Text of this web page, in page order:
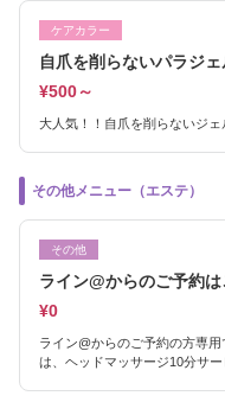
ケアカラー
自爪を削らないパラジ
¥500～
大人気！！自爪を削らないジ
その他メニュー（エステ）
その他
ライン@からのご予約は
¥0
ライン@からのご予約の方専
は、ヘッドマッサージ10分サー